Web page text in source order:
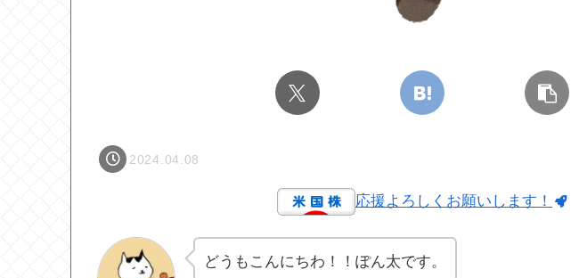
2024.04.08
応援よろしくお願いします！
どうもこんにちわ！！ぽん太です。